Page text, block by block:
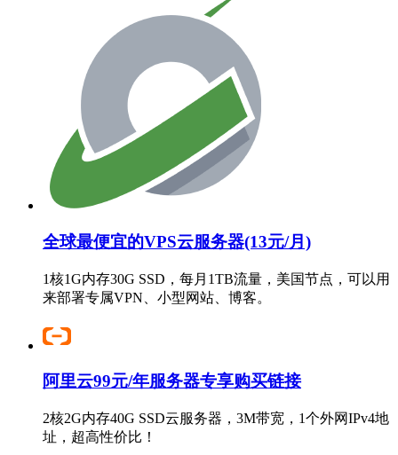
全球最便宜的VPS云服务器(13元/月)
1核1G内存30G SSD，每月1TB流量，美国节点，可以用
来部署专属VPN、小型网站、博客。
阿里云99元/年服务器专享购买链接
2核2G内存40G SSD云服务器，3M带宽，1个外网IPv4地
址，超高性价比！